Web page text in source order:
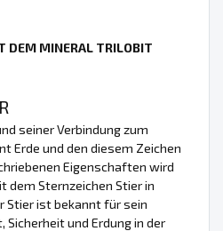
DEM MINERAL TRILOBIT
seiner Verbindung zum
Erde und den diesem Zeichen
Eigenschaften wird
dem Sternzeichen Stier in
Stier ist bekannt für sein
und Erdung in der